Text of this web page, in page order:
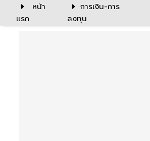
หน้า
แรก
การเงิน-การ
ลงทุน